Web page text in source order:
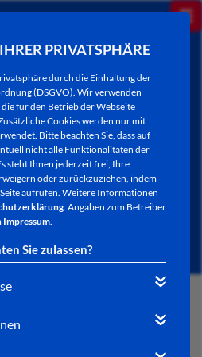
PRIVATSPHÄRE
durch die Einhaltung der
(DSGVO). Wir verwenden
für den Betrieb der Webseite
Cookies werden nur mit
Bitte beachten Sie, dass auf
nicht alle Funktionalitäten der
steht Ihnen jederzeit frei, Ihre
oder zurückzuziehen, indem
aufrufen. Weitere Informationen
. Angaben zum Betreiber
Impressum.
Sie zulassen?
/ CITY LETTER